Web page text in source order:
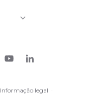
Informação legal ·